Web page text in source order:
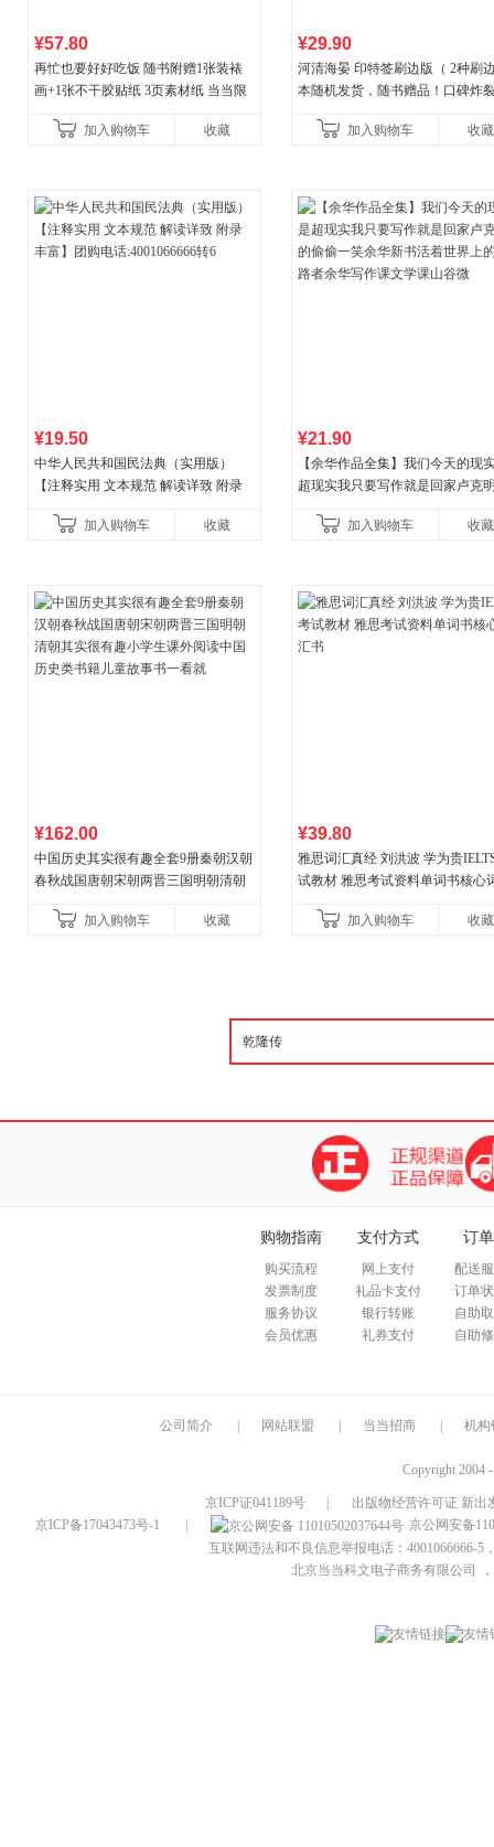
¥57.80
再忙也要好好吃饭 随书附赠1张装裱
画+1张不干胶贴纸 3页素材纸 当当限
加入购物车
收藏
¥29.90
河清海晏 印特签刷边版（ 2种刷
本随机发货，随书赠品！口碑炸
200万读者含泪力
加入购物车 收藏
¥19.50
中华人民共和国民法典（实用版）
【注释实用 文本规范 解读详致 附录
加入购物车
收藏
¥21.90
【余华作品全集】我们今天的现
超现实我只要写作就是回家卢克
者余华写作课文学课山谷微
加入购物车 收藏
¥162.00
中国历史其实很有趣全套9册秦朝汉朝
春秋战国唐朝宋朝两晋三国明朝清朝
类书籍儿童故事书一看就
加入购物车 收藏
¥39.80
雅思词汇真经 刘洪波 学为贵
试教材 雅思考试资料单词书核心
加入购物车
收藏
购物指南
购买流程
发票制度
服务协议
会员优惠
支付方式
网上支付
礼品卡支付
银行转账
礼券支付
订
配送
订单
自助
自助
公司简介 网站联盟 当当招商 机构
Copyright 2004
京ICP证041189号
出版物经营许可证 新出
京ICP备17043473号-1
京公网安备
互联网违法和不良信息举报电话：4001066666-5
北京当当科文电子商务有限公司